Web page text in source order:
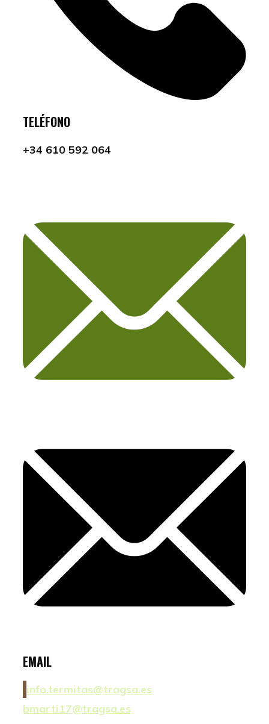
TELÉFONO
+34 610 592 064
EMAIL
info.termitas@tragsa.es
bmarti17@tragsa.es